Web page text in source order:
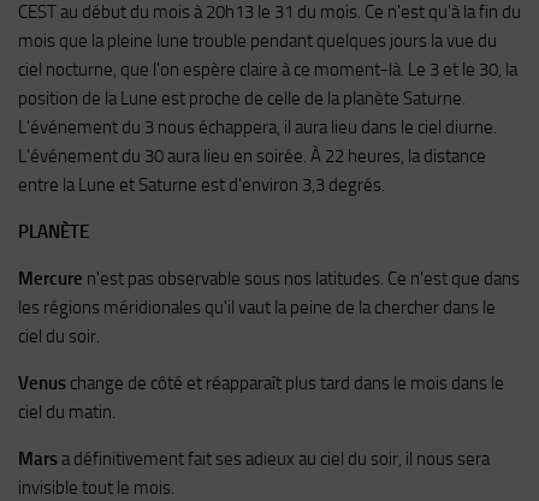
CEST au début du mois à 20h13 le 31 du mois. Ce n'est qu'à la fin du
mois que la pleine lune trouble pendant quelques jours la vue du
ciel nocturne, que l'on espère claire à ce moment-là. Le 3 et le 30, la
position de la Lune est proche de celle de la planète Saturne.
L'événement du 3 nous échappera, il aura lieu dans le ciel diurne.
L'événement du 30 aura lieu en soirée. À 22 heures, la distance
entre la Lune et Saturne est d'environ 3,3 degrés.
PLANÈTE
Mercure n'est pas observable sous nos latitudes. Ce n'est que dans
les régions méridionales qu'il vaut la peine de la chercher dans le
ciel du soir.
Venus change de côté et réapparaît plus tard dans le mois dans le
ciel du matin.
Marsa définitivement fait ses adieux au ciel du soir, il nous sera
invisible tout le mois.